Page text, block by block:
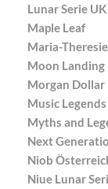
Lunar Serie UK
Maple Leaf
Maria-
Moon Landing
Morgan Dollar
Music Legends
Myths and
Next
Niob
Niue Lunar